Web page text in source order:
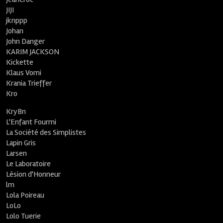
JIJI
jknppp
Johan
John Danger
KARIM JACKSON
Kickette
Klaus Vomi
Krania Trieffer
Kro
KryBn
L'Enfant Fourmi
La Société des Simplistes
Lapin Gris
Larsen
Le Laboratoire
Lésion d'Honneur
lm
Lola Poireau
LoLo
Lolo Tuerie